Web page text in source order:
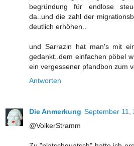
begründung für endlose
da..und die zahl der
deutlich erhöhen..
und Sarrazin hat man's mit
gedankt..dem einfachen pöbel
ein vergessener pfandbon zum
Antworten
Die Anmerkung September 11,
@VolkerStramm